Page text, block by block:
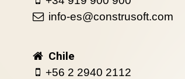
info-es@construsoft.com
Chile
+56 2 2940 2112